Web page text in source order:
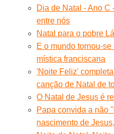
Dia de Natal - Ano C
entre nós
Natal para o pobre
E o mundo tornou-
mística franciscana
'Noite Feliz'
canção de Natal de
O Natal de Jesus é
Papa convida a não
nascimento de